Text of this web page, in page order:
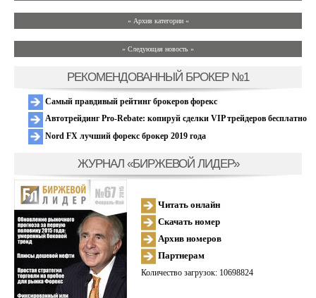
» Архив категории «
» Следующая новость »
РЕКОМЕНДОВАННЫЙ БРОКЕР №1
Самый правдивый рейтинг брокеров форекс
Автотрейдинг Pro-Rebate: копируй сделки VIP трейдеров бесплатно
Nord FX лучший форекс брокер 2019 года
ЖУРНАЛ «БИРЖЕВОЙ ЛИДЕР»
Читать онлайн
Скачать номер
Архив номеров
Партнерам
Количество загрузок: 10698824